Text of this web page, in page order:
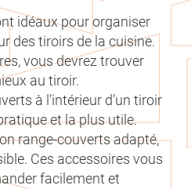
idéaux pour organiser
des tiroirs de la cuisine.
vous devrez trouver
au tiroir.
à l’intérieur d’un tiroir
et la plus utile.
range-couverts adapté,
Ces accessoires vous
facilement et